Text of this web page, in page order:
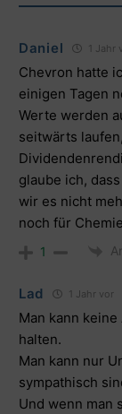
Daniel 1 Jahr
Chevron hatte
einigen Tagen
Werte werden
seitwärts
glaube ich,
wir es nicht
noch für
1
Lad 1 Jahr vor
Man kann
halten.
Man kann nur
sympathisch
Und wenn man